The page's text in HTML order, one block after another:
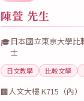
陳萱 先生
🎓日本國立東京大學
士
日文教學 比較文學
🏢人文大樓 K715（內）